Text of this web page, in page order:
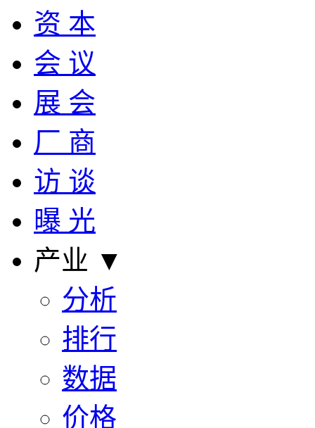
资 本
会 议
展 会
厂 商
访 谈
曝 光
产业 ▼
分析
排行
数据
价格